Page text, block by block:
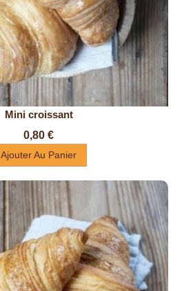
Mini croissant
Prix
0,80 €
Ajouter Au Panier